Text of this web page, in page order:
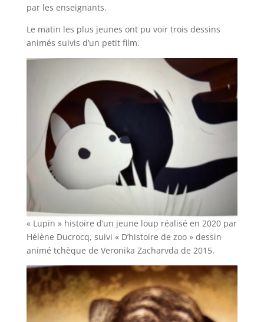
par les enseignants.
Le matin les plus jeunes ont pu voir trois dessins
animés suivis d’un petit film.
« Lupin » histoire d’un jeune loup réalisé en 2020 par
Hélène Ducrocq, suivi « D’histoire de zoo » dessin
animé tchèque de Veronika Zacharvda de 2015.